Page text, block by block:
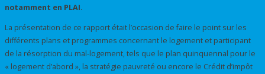
notamment en PLAI.
La présentation de ce rapport était l’occasion de faire le point sur les
différents plans et programmes concernant le logement et participant
de la résorption du mal-logement, tels que le plan quinquennal pour le
« logement d’abord », la stratégie pauvreté ou encore le Crédit d’impôt